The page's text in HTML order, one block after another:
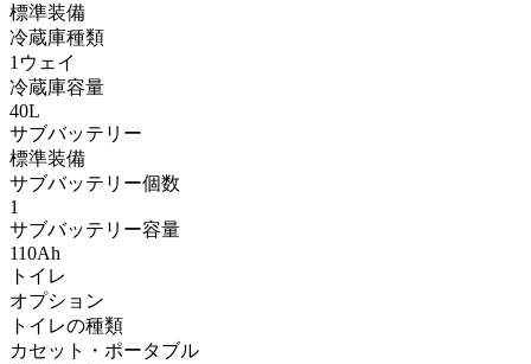
標準装備
冷蔵庫種類
1ウェイ
冷蔵庫容量
40L
サブバッテリー
標準装備
サブバッテリー個数
1
サブバッテリー容量
110Ah
トイレ
オプション
トイレの種類
カセット・ポータブル